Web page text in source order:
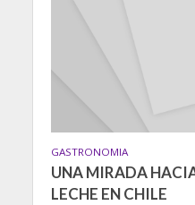
GASTRONOMIA
UNA MIRADA
LECHE EN CHILE